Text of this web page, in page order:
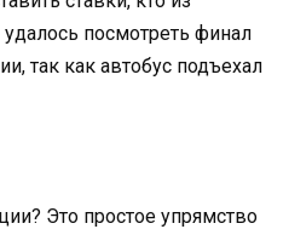
посмотреть финал
так как автобус подъехал
Это простое упрямство